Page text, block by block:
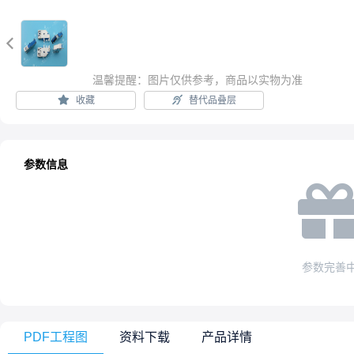

温馨提醒：图片仅供参考，商品以实物为准
收藏 替代品叠层
参数信息
参数完善
PDF工程图 资料下载 产品详情